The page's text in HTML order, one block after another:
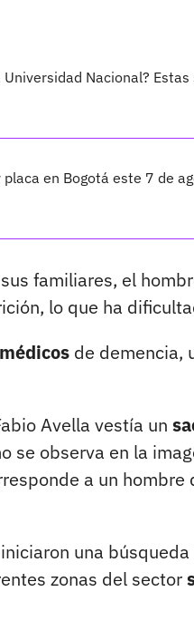
Nacional?
en Bogotá este 7 de
familiares, el
lo que ha
de demencia,
Avella vestía un
se observa en la
a un
una
zonas del sector